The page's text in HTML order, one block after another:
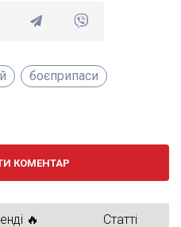
боєприпаси
КОМЕНТАР
🔥 Статті